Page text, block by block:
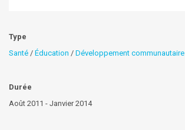
Type
Santé / Éducation / Développement communautaire
Durée
Août 2011 - Janvier 2014